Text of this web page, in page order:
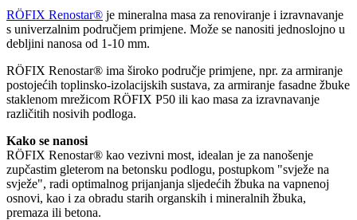
RÖFIX Renostar® je mineralna masa za renoviranje i izravnavanje
s univerzalnim područjem primjene. Može se nanositi jednoslojno u
debljini nanosa od 1-10 mm.
RÖFIX Renostar® ima široko područje primjene, npr. za armiranje
postojećih toplinsko-izolacijskih sustava, za armiranje fasadne žbuke
staklenom mrežicom RÖFIX P50 ili kao masa za izravnavanje
različitih nosivih podloga.
Kako se nanosi
RÖFIX Renostar® kao vezivni most, idealan je za nanošenje
zupčastim gleterom na betonsku podlogu, postupkom "svježe na
svježe", radi optimalnog prijanjanja sljedećih žbuka na vapnenoj
osnovi, kao i za obradu starih organskih i mineralnih žbuka,
premaza ili betona.